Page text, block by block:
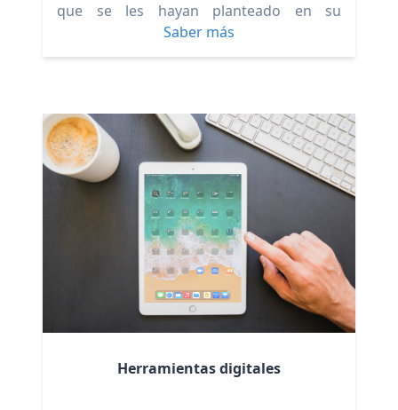
que se les hayan planteado en su
experiencia en estas gestiones.
Saber más
Herramientas digitales